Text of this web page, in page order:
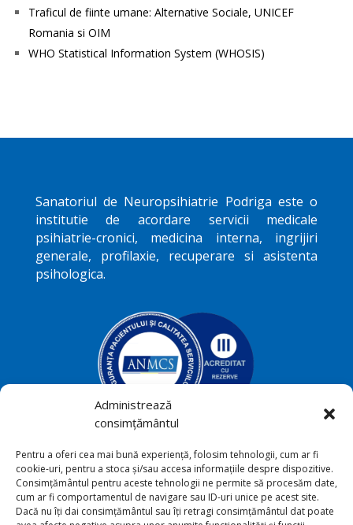
Administrează
consimțământul
Pentru a oferi cea mai bună experiență, folosim tehnologii, cum ar fi
cookie-uri, pentru a stoca și/sau accesa informațiile despre dispozitive.
Consimțământul pentru aceste tehnologii ne permite să procesăm date,
cum ar fi comportamentul de navigare sau ID-uri unice pe acest site.
Dacă nu îți dai consimțământul sau îți retragi consimțământul dat poate
Traficul de fiinte umane: Alternative Sociale, UNICEF
Romania si OIM
WHO Statistical Information System (WHOSIS)
Sanatoriul de Neuropsihiatrie Podriga este o
institutie de acordare servicii medicale
psihiatrie-cronici, medicina interna, ingrijiri
generale, profilaxie, recuperare si asistenta
psihologica.

Podriga, com. Draguseni, jud.
Botoşani
 +40231 541 211